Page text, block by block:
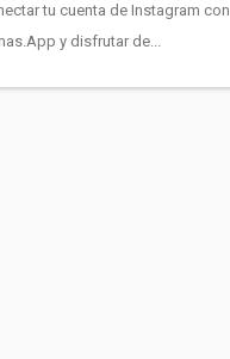
tu cuenta de Instagram con
y disfrutar de...